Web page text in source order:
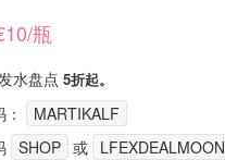
瓶
水盘点 5折起。
MARTIKALF
SHOP 或 LFEXDEALMOON